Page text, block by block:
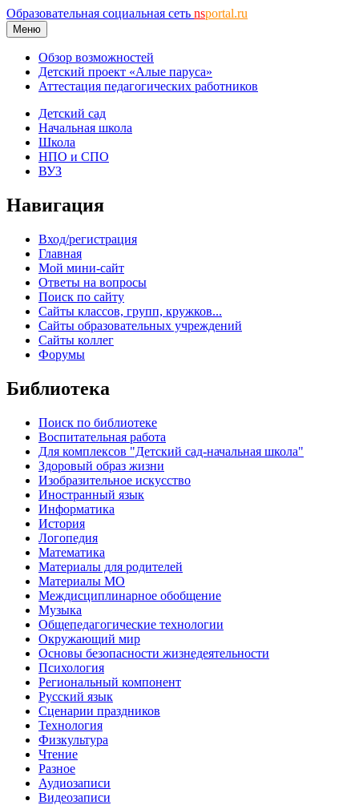
Образовательная социальная сеть nsportal.ru
Меню
Обзор возможностей
Детский проект «Алые паруса»
Аттестация педагогических работников
Детский сад
Начальная школа
Школа
НПО и СПО
ВУЗ
Навигация
Вход/регистрация
Главная
Мой мини-сайт
Ответы на вопросы
Поиск по сайту
Сайты классов, групп, кружков...
Сайты образовательных учреждений
Сайты коллег
Форумы
Библиотека
Поиск по библиотеке
Воспитательная работа
Для комплексов "Детский сад-начальная школа"
Здоровый образ жизни
Изобразительное искусство
Иностранный язык
Информатика
История
Логопедия
Математика
Материалы для родителей
Материалы МО
Междисциплинарное обобщение
Музыка
Общепедагогические технологии
Окружающий мир
Основы безопасности жизнедеятельности
Психология
Региональный компонент
Русский язык
Сценарии праздников
Технология
Физкультура
Чтение
Разное
Аудиозаписи
Видеозаписи